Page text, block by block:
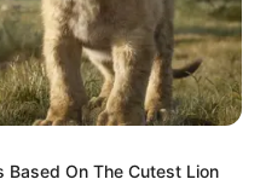
Based On The Cutest Lion